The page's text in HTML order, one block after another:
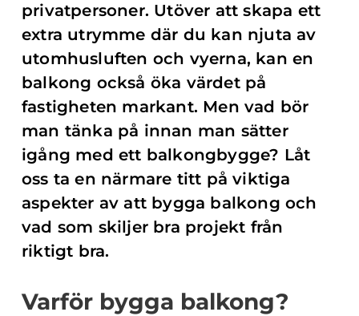
privatpersoner. Utöver att skapa ett
extra utrymme där du kan njuta av
utomhusluften och vyerna, kan en
balkong också öka värdet på
fastigheten markant. Men vad bör
man tänka på innan man sätter
igång med ett balkongbygge? Låt
oss ta en närmare titt på viktiga
aspekter av att bygga balkong och
vad som skiljer bra projekt från
riktigt bra.
Varför bygga balkong?